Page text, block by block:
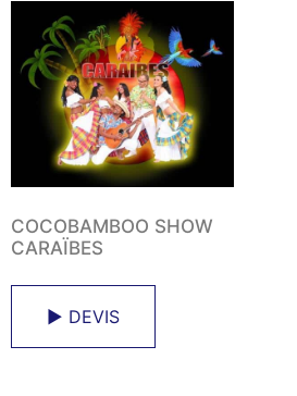
COCOBAMBOO SHOW
CARAÏBES
► DEVIS